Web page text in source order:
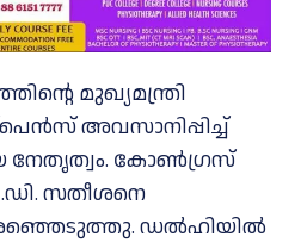
മുഖ്യമന്ത്രി
അവസാനിപ്പിച്ച്
നേതൃത്വം. കോണ്‍ഗ്രസ്
സതീശനെ
ഡൽഹിയിൽ